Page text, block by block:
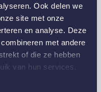
Ook delen we
site met onze
en analyse. Deze
met andere
of die ze hebben
van hun services.